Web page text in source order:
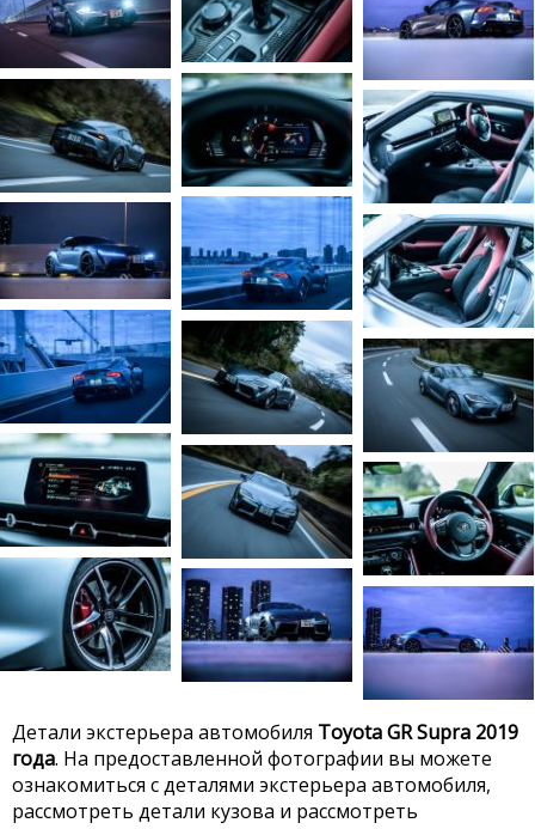
Детали экстерьера автомобиля Toyota GR Supra 2019
года. На предоставленной фотографии вы можете
ознакомиться с деталями экстерьера автомобиля,
рассмотреть детали кузова и рассмотреть